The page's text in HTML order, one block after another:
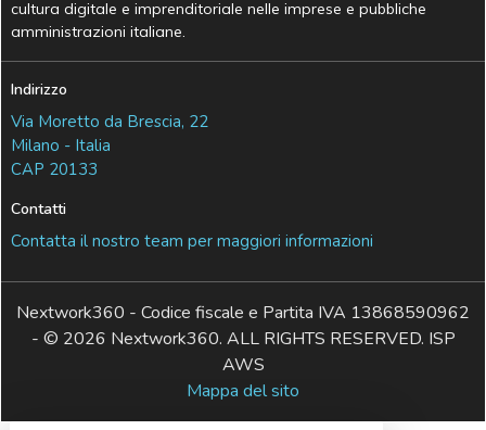
cultura digitale e imprenditoriale nelle imprese e pubbliche
amministrazioni italiane.
Indirizzo
Via Moretto da Brescia, 22
Milano - Italia
CAP 20133
Contatti
Contatta il nostro team per maggiori informazioni
Nextwork360 - Codice fiscale e Partita IVA 13868590962
- © 2026 Nextwork360. ALL RIGHTS RESERVED. ISP
AWS
Mappa del sito